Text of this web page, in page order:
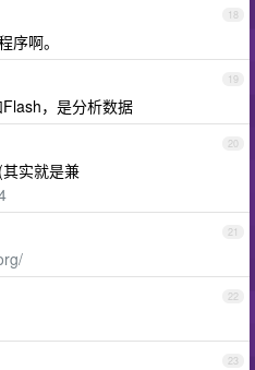
18
序啊。
19
，是分析数据
20
实就是兼
21
22
23